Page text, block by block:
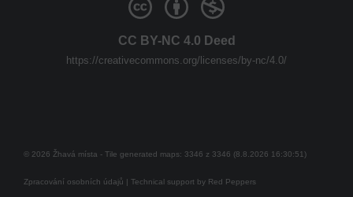
CC BY-NC 4.0 Deed
https://creativecommons.org/licenses/by-nc/4.0/
© 2026 Žhavá místa - Tile generated maps: 3346 z 3346 (8.8.2026 16:30:51)
Zpracování osobních údajů | Technical support by Red Peppers